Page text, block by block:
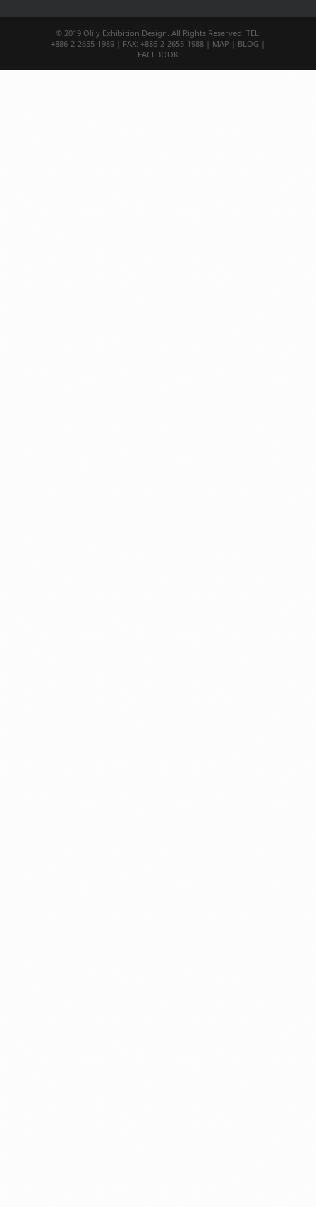
© 2019 Olily Exhibition Design. All Rights Reserved. TEL:
+886-2-2655-1989 | FAX: +886-2-2655-1988 | MAP | BLOG |
FACEBOOK